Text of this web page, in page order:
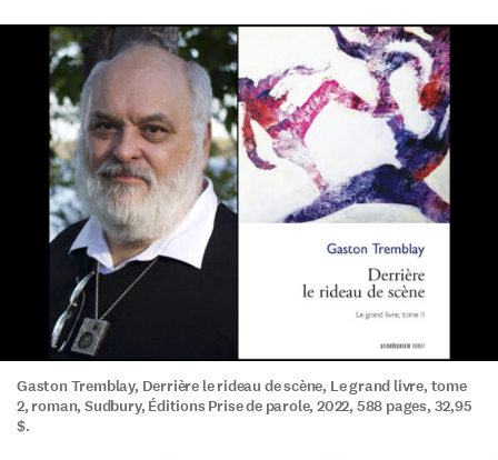
Gaston Tremblay, Derrière le rideau de scène, Le grand livre, tome
2, roman, Sudbury, Éditions Prise de parole, 2022, 588 pages, 32,95
$.